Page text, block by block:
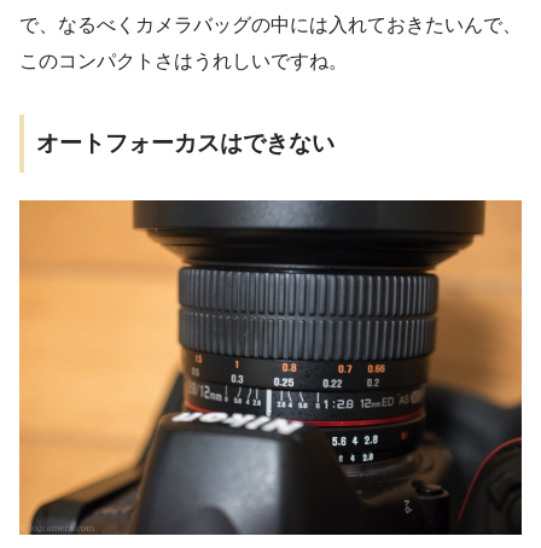
で、なるべくカメラバッグの中には入れておきたいんで、
このコンパクトさはうれしいですね。
オートフォーカスはできない